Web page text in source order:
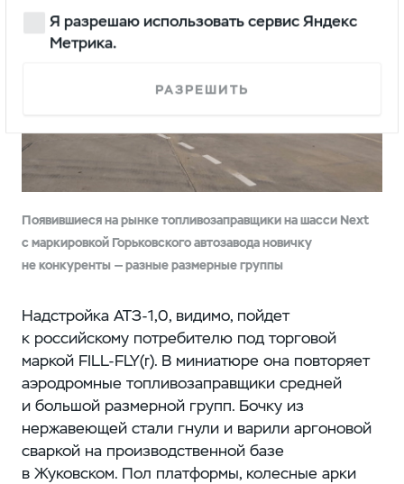
Появившиеся на рынке топливозаправщики на шасси Next
с маркировкой Горьковского автозавода новичку
не конкуренты — разные размерные группы
Надстройка АТЗ-1,0, видимо, пойдет
к российскому потребителю под торговой
маркой FILL-FLY(r). В миниатюре она повторяет
аэродромные топливозаправщики средней
и большой размерной групп. Бочку из
нержавеющей стали гнули и варили аргоновой
сваркой на производственной базе
в Жуковском. Пол платформы, колесные арки
Я разрешаю использовать сервис Яндекс
Метрика.
РАЗРЕШИТЬ